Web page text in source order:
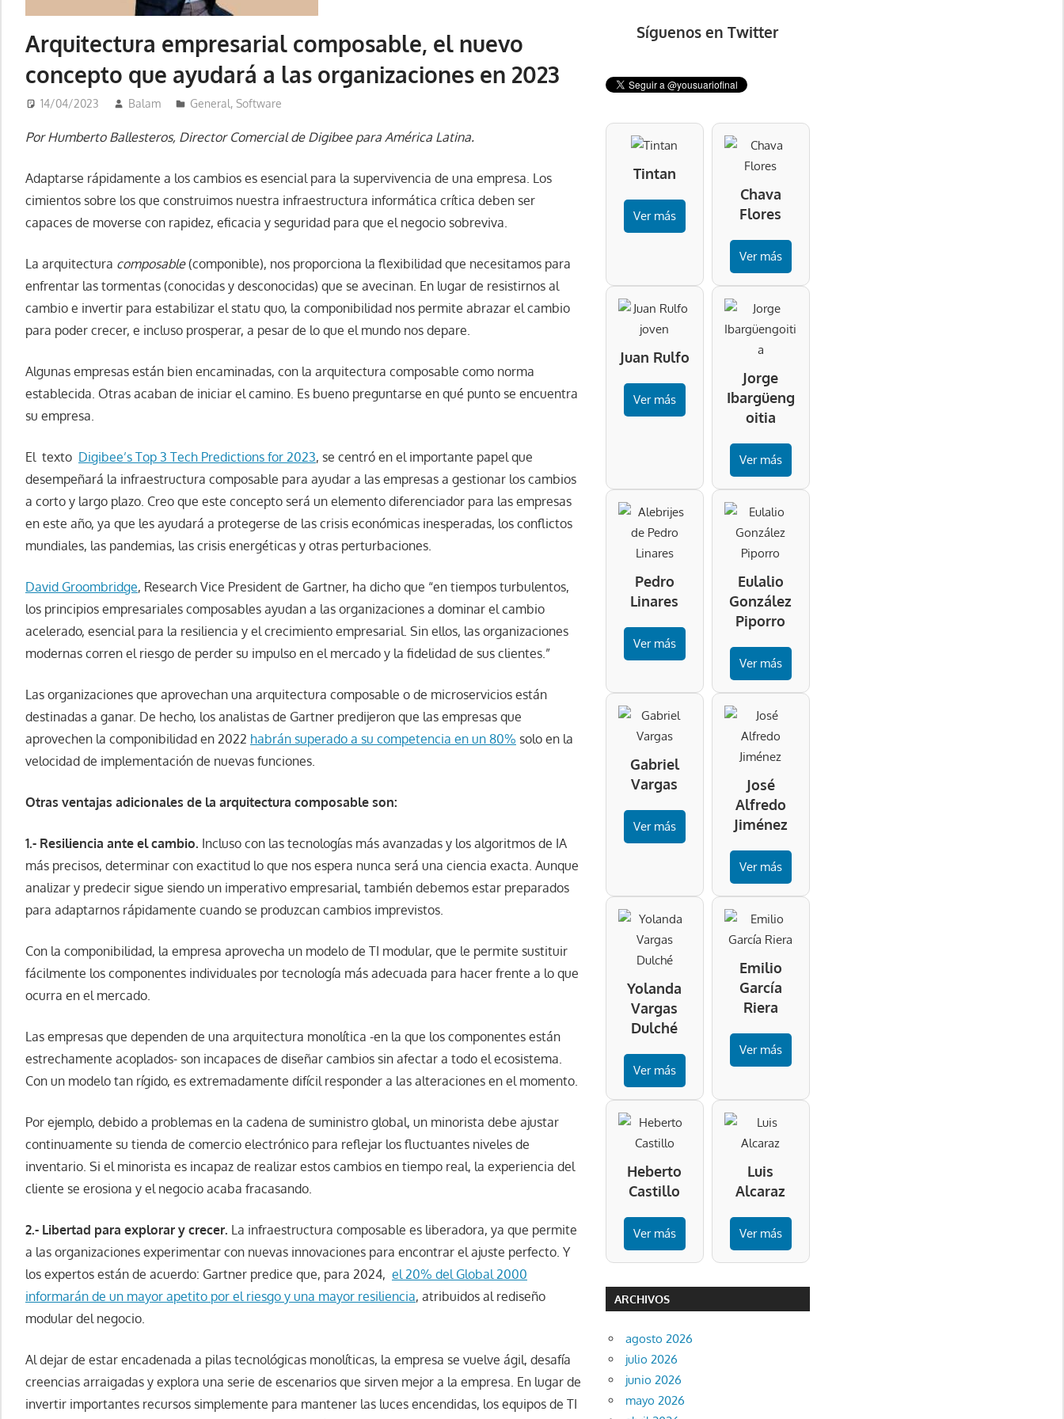
Arquitectura empresarial composable, el nuevo
concepto que ayudará a las organizaciones en 2023
14/04/2023 Balam General, Software
Por Humberto Ballesteros, Director Comercial de Digibee para América Latina.
Adaptarse rápidamente a los cambios es esencial para la supervivencia de una empresa. Los
cimientos sobre los que construimos nuestra infraestructura informática crítica deben ser
capaces de moverse con rapidez, eficacia y seguridad para que el negocio sobreviva.
La arquitectura composable(componible), nos proporciona la flexibilidad que necesitamos para
enfrentar las tormentas (conocidas y desconocidas) que se avecinan. En lugar de resistirnos al
cambio e invertir para estabilizar el statu quo, la componibilidad nos permite abrazar el cambio
para poder crecer, e incluso prosperar, a pesar de lo que el mundo nos depare.
Algunas empresas están bien encaminadas, con la arquitectura composable como norma
establecida. Otras acaban de iniciar el camino. Es bueno preguntarse en qué punto se encuentra
su empresa.
El texto Digibee’s Top 3 Tech Predictions for 2023, se centró en el importante papel que
desempeñará la infraestructura composable para ayudar a las empresas a gestionar los cambios
a corto y largo plazo. Creo que este concepto será un elemento diferenciador para las empresas
en este año, ya que les ayudará a protegerse de las crisis económicas inesperadas, los conflictos
mundiales, las pandemias, las crisis energéticas y otras perturbaciones.
David Groombridge, Research Vice President de Gartner, ha dicho que “en tiempos turbulentos,
los principios empresariales composables ayudan a las organizaciones a dominar el cambio
acelerado, esencial para la resiliencia y el crecimiento empresarial. Sin ellos, las organizaciones
modernas corren el riesgo de perder su impulso en el mercado y la fidelidad de sus clientes.”
Las organizaciones que aprovechan una arquitectura composable o de microservicios están
destinadas a ganar. De hecho, los analistas de Gartner predijeron que las empresas que
aprovechen la componibilidad en 2022 habrán superado a su competencia en un 80% solo en la
velocidad de implementación de nuevas funciones.
Otras ventajas adicionales de la arquitectura composable son:
1.- Resiliencia ante el cambio. Incluso con las tecnologías más avanzadas y los algoritmos de IA
más precisos, determinar con exactitud lo que nos espera nunca será una ciencia exacta. Aunque
analizar y predecir sigue siendo un imperativo empresarial, también debemos estar preparados
para adaptarnos rápidamente cuando se produzcan cambios imprevistos.
Con la componibilidad, la empresa aprovecha un modelo de TI modular, que le permite sustituir
fácilmente los componentes individuales por tecnología más adecuada para hacer frente a lo que
ocurra en el mercado.
Las empresas que dependen de una arquitectura monolítica -en la que los componentes están
estrechamente acoplados- son incapaces de diseñar cambios sin afectar a todo el ecosistema.
Con un modelo tan rígido, es extremadamente difícil responder a las alteraciones en el momento.
Por ejemplo, debido a problemas en la cadena de suministro global, un minorista debe ajustar
continuamente su tienda de comercio electrónico para reflejar los fluctuantes niveles de
inventario. Si el minorista es incapaz de realizar estos cambios en tiempo real, la experiencia del
cliente se erosiona y el negocio acaba fracasando.
2.- Libertad para explorar y crecer. La infraestructura composable es liberadora, ya que permite
a las organizaciones experimentar con nuevas innovaciones para encontrar el ajuste perfecto. Y
los expertos están de acuerdo: Gartner predice que, para 2024, el 20% del Global 2000
informarán de un mayor apetito por el riesgo y una mayor resiliencia, atribuidos al rediseño
modular del negocio.
Al dejar de estar encadenada a pilas tecnológicas monolíticas, la empresa se vuelve ágil, desafía
creencias arraigadas y explora una serie de escenarios que sirven mejor a la empresa. En lugar de
invertir importantes recursos simplemente para mantener las luces encendidas, los equipos de TI
Síguenos en Twitter
Tintan
Ver más
Chava
Flores
Ver más
Juan Rulfo
Ver más
Jorge
Ibargüeng
oitia
Ver más
Pedro
Linares
Ver más
Eulalio
González
Piporro
Ver más
Gabriel
Vargas
Ver más
José
Alfredo
Jiménez
Ver más
Yolanda
Vargas
Dulché
Ver más
Emilio
García
Riera
Ver más
Heberto
Castillo
Ver más
Luis
Alcaraz
Ver más
ARCHIVOS
agosto 2026
julio 2026
junio 2026
mayo 2026